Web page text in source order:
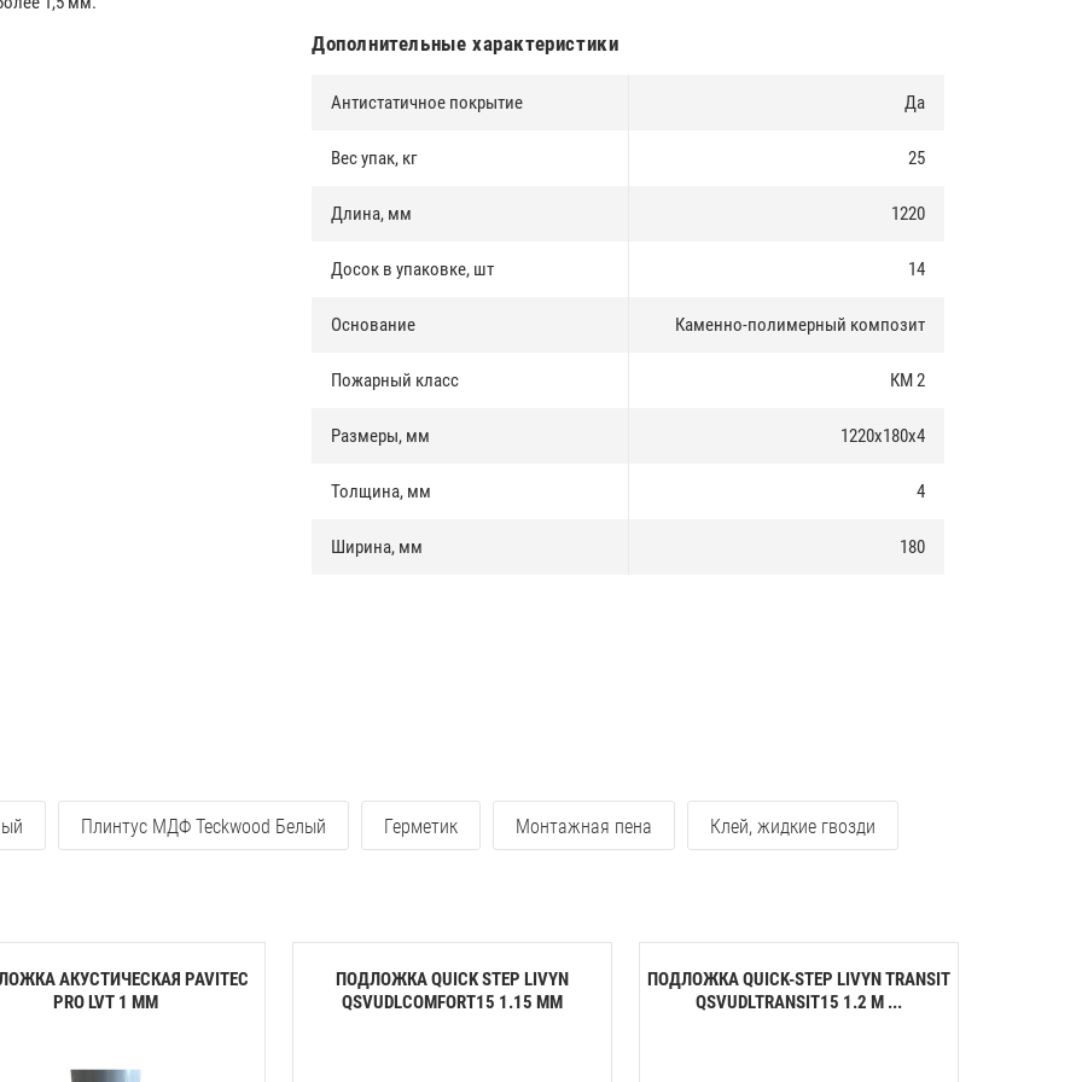
Дополнительные характеристики
Антистатичное покрытие Да
Вес упак, кг 25
Длина, мм 1220
Досок в упаковке, шт 14
Основание Каменно-полимерный композит
Пожарный класс КМ 2
Размеры, мм 1220х180х4
Толщина, мм 4
Ширина, мм 180
Плинтус МДФ Teckwood Белый Герметик Монтажная пена Клей, жидкие гвозди
АКУСТИЧЕСКАЯ PAVITEC
PRO LVT 1 ММ
ПОДЛОЖКА QUICK STEP LIVYN
QSVUDLCOMFORT15 1.15 ММ
ПОДЛОЖКА QUICK-STEP LIVYN TRANSIT
QSVUDLTRANSIT15 1.2 М ...